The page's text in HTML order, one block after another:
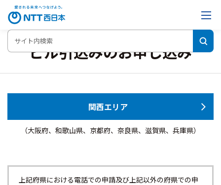
ビル引込みのお申し込み
関西エリア
（大阪府、和歌山県、京都府、奈良県、滋賀県、兵庫県）
上記府県における電話での申請及び上記以外の府県での申